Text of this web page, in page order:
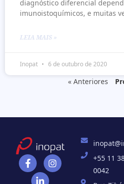
diagnóstico diferencial
imunoistoquímicos, e muitas
LEIA MAIS »
Inopat 6 de outubro de 2020
« Anteriores
+55 11
0042